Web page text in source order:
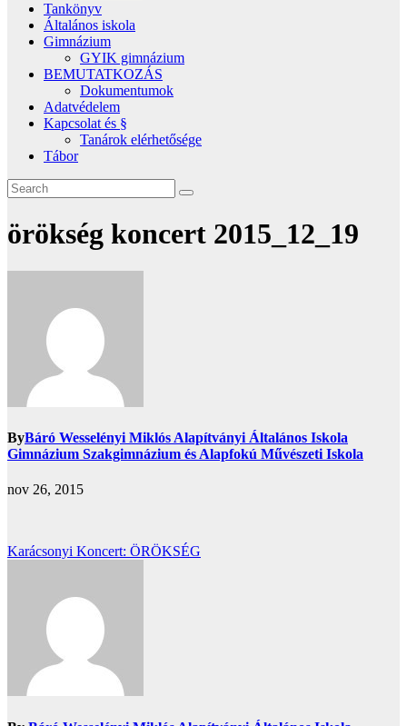
Tankönyv
Általános iskola
Gimnázium
GYIK gimnázium
BEMUTATKOZÁS
Dokumentumok
Adatvédelem
Kapcsolat és §
Tanárok elérhetősége
Tábor
örökség koncert 2015_12_19
ByBáró Wesselényi Miklós Alapítványi Általános Iskola
Gimnázium Szakgimnázium és Alapfokú Művészeti Iskola
nov 26, 2015
Bejegyzés
Karácsonyi Koncert: ÖRÖKSÉG